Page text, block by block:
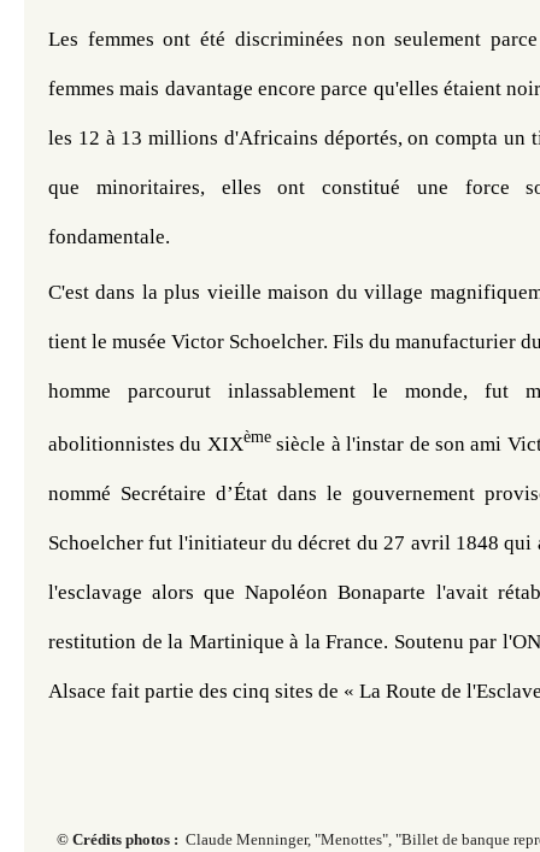
Les femmes ont été discriminées non seulement
femmes mais davantage encore parce qu'elles étaient
les 12 à 13 millions d'Africains déportés, on compta un
que minoritaires, elles ont constitué une force
fondamentale.
C'est dans la plus vieille maison du village
tient le musée Victor Schoelcher. Fils du manufacturier
homme parcourut inlassablement le monde, fut
abolitionnistes du XIXème siècle à l'instar de son ami
nommé Secrétaire d’État dans le gouvernement
Schoelcher fut l'initiateur du décret du 27 avril 1848
l'esclavage alors que Napoléon Bonaparte l'avait
restitution de la Martinique à la France. Soutenu par
Alsace fait partie des cinq sites de « La Route de
© Crédits photos : Claude Menninger, "Menottes", "Billet de banque